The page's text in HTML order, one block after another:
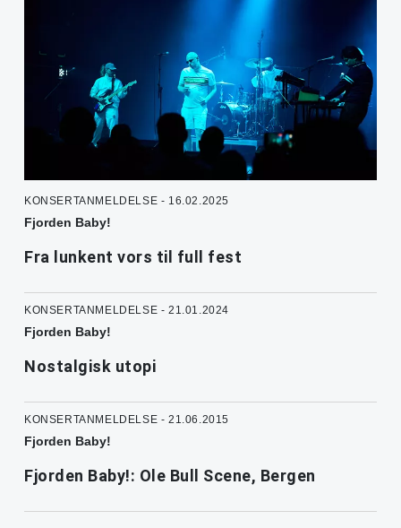
KONSERTANMELDELSE - 16.02.2025
Fjorden Baby!
Fra lunkent vors til full fest
KONSERTANMELDELSE - 21.01.2024
Fjorden Baby!
Nostalgisk utopi
KONSERTANMELDELSE - 21.06.2015
Fjorden Baby!
Fjorden Baby!: Ole Bull Scene, Bergen